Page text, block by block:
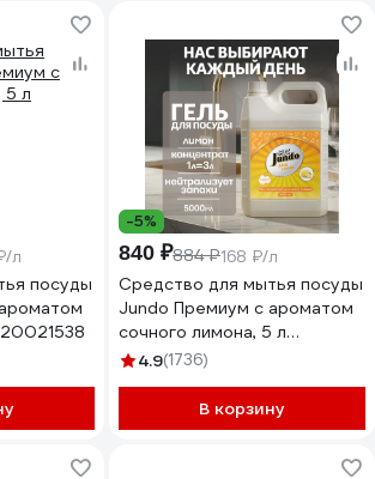
л
посуды
-5%
840 ₽884 ₽168 ₽/л
Средство для мытья посуды
Jundo Премиум с ароматом
сочного лимона, 5 л
4903720021552
4.9(1736)
В корзину